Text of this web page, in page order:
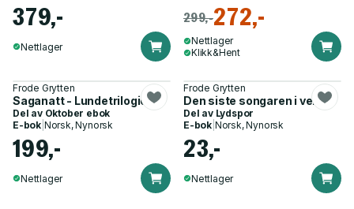
379,-
Nettlager
299,-272,-
Nettlager
Klikk&Hent
Frode Grytten
Saganatt - Lundetrilogien
Del av Oktober ebok
E-bok Norsk, Nynorsk
199,-
Nettlager
Frode Grytten
Den siste songaren i verda
Del av Lydspor
E-bok Norsk, Nynorsk
23,-
Nettlager